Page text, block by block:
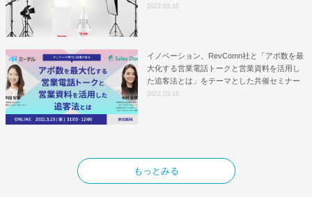
はYFOSにおけるロジスティクスパートナー
2022.03.16
イノベーション、RevComn社と「アポ数を最
大化する営業電話トークと営業資料を活用し
た追客法とは」をテーマとした共催セミナー
を開催！
2022.03.16
もっとみる